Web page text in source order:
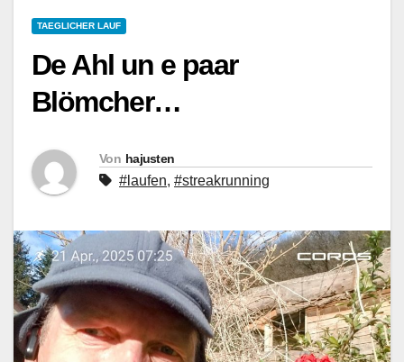
TAEGLICHER LAUF
De Ahl un e paar
Blömcher…
Von hajusten
#laufen, #streakrunning